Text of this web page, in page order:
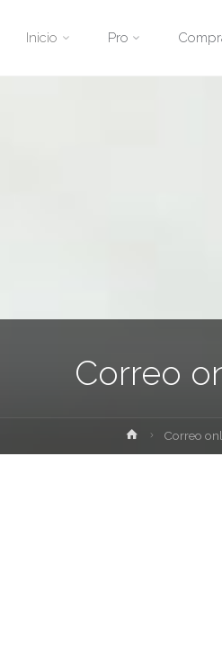
Inicio Pro
Correo
InicioCorreo